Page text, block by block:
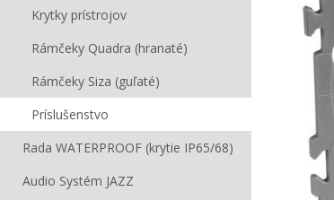
Krytky prístrojov
Rámčeky Quadra (hranaté)
Rámčeky Siza (guľaté)
Príslušenstvo
Rada WATERPROOF (krytie IP65/68)
Audio Systém JAZZ